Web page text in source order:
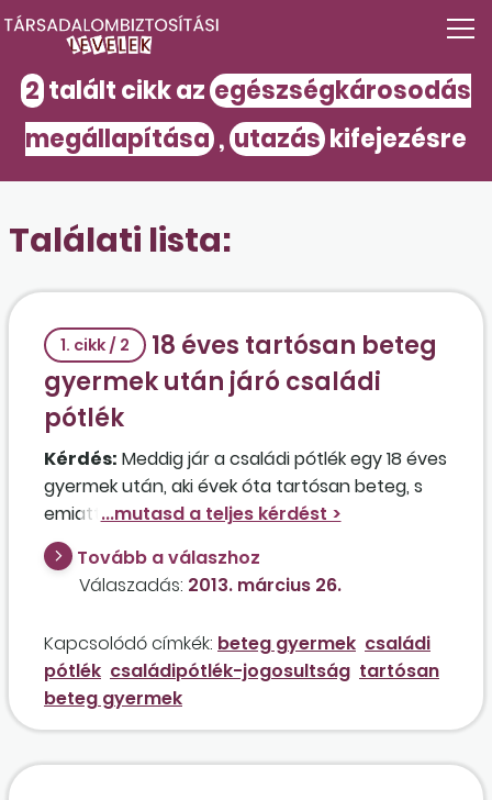
2 talált cikk az egészségkárosodás
megállapítása , utazás kifejezésre
Találati lista:
1. cikk / 2
18 éves tartósan beteg
gyermek után járó családi
pótlék
Kérdés: Meddig jár a családi pótlék egy 18 éves
gyermek után, aki évek óta tartósan beteg, s
emiatt nem tud szakmát tanulni?
Tovább a válaszhoz
Válaszadás: 2013. március 26.
Kapcsolódó címkék: beteg gyermek családi
pótlék családipótlék-jogosultság tartósan
beteg gyermek